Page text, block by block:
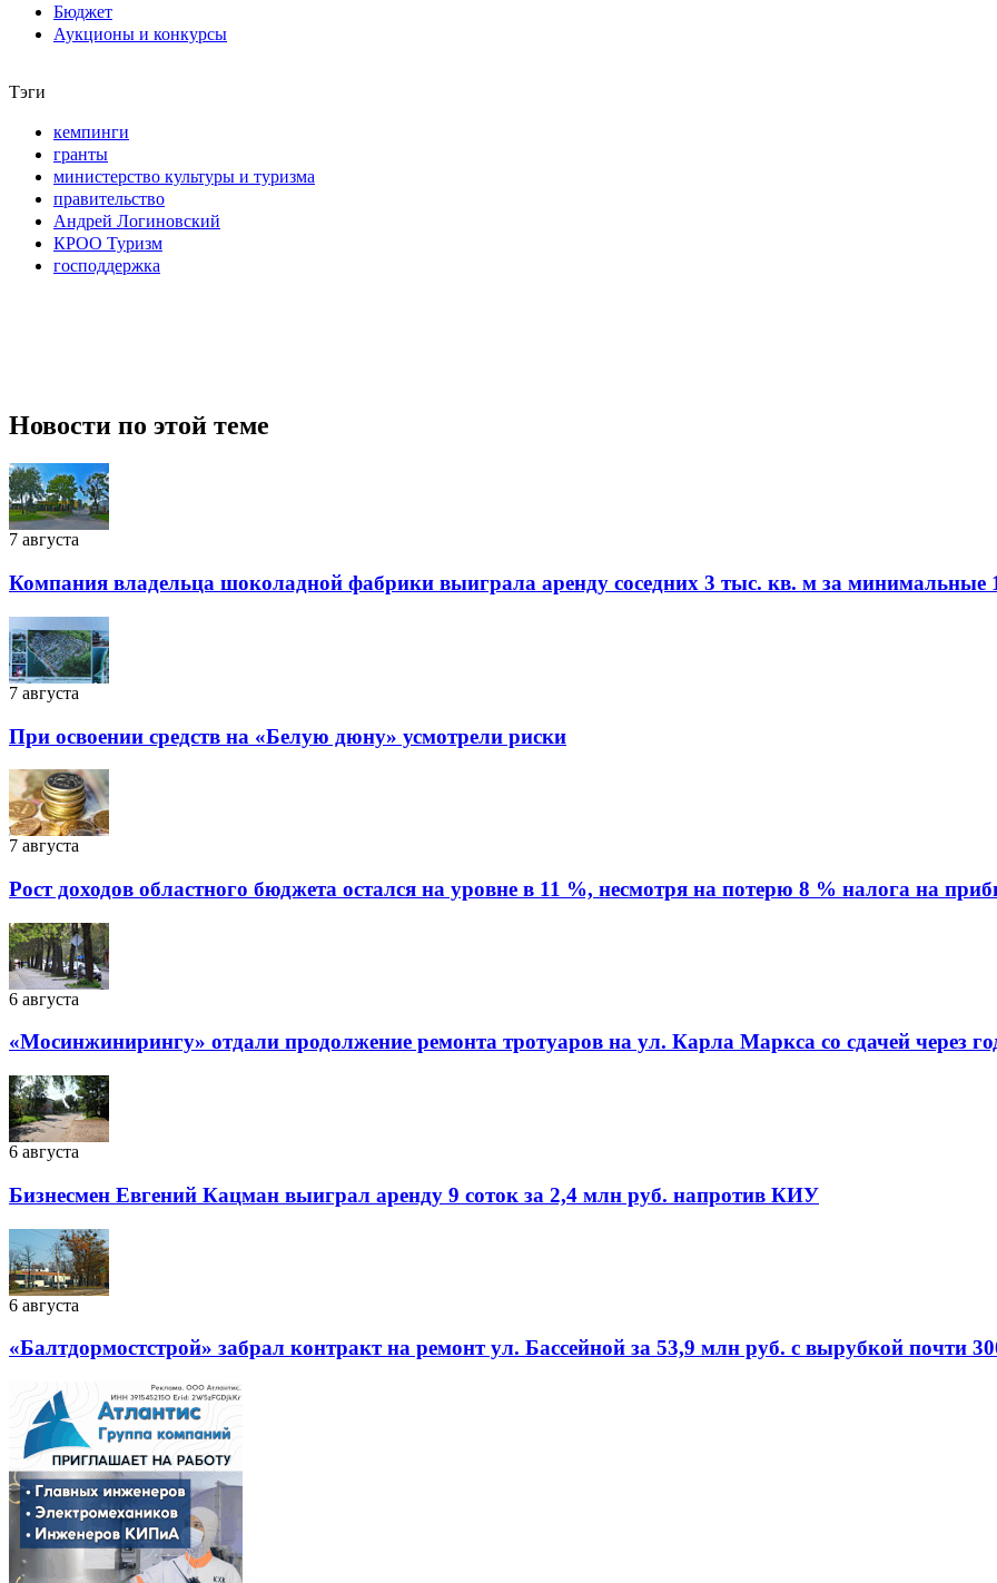
Бюджет
Аукционы и конкурсы
Тэги
кемпинги
гранты
министерство культуры и туризма
правительство
Андрей Логиновский
КРОО Туризм
господдержка
Новости по этой теме
7 августа
Компания владельца шоколадной фабрики выиграла аренду соседних 3 тыс. кв. м за минимальные
7 августа
При освоении средств на «Белую дюну» усмотрели риски
7 августа
Рост доходов областного бюджета остался на уровне в 11 %, несмотря на потерю 8 % налога на
6 августа
«Мосинжинирингу» отдали продолжение ремонта тротуаров на ул. Карла Маркса со сдачей через
6 августа
Бизнесмен Евгений Кацман выиграл аренду 9 соток за 2,4 млн руб. напротив КИУ
6 августа
«Балтдормостстрой» забрал контракт на ремонт ул. Бассейной за 53,9 млн руб. с вырубкой почти